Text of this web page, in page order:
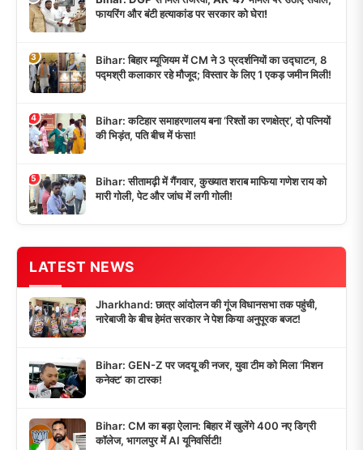
फायरिंग और बंटी हत्याकांड पर सरकार को घेरा!
3
Bihar: बिहार म्यूजियम में CM ने 3 प्रदर्शनियों का उद्घाटन, 8
पद्मश्री कलाकार रहे मौजूद; विस्तार के लिए 1 एकड़ जमीन मिली!
4
Bihar: कटिहार समाहरणालय बना ‘रिश्तों का रणक्षेत्र’, दो पत्नियों
की भिड़ंत, पति बीच में फंसा!
5
Bihar: सीतामढ़ी में गैंगवार, कुख्यात शराब माफिया गणेश राय को
मारी गोली, पेट और जांघ में लगी गोली!
LATEST NEWS
Jharkhand: छात्र आंदोलन की गूंज विधानसभा तक पहुंची,
नारेबाजी के बीच हेमंत सरकार ने पेश किया अनुपूरक बजट!
Bihar: GEN-Z पर जदयू की नजर, युवा टीम को मिला ‘मिशन
कनेक्ट’ का टास्क!
Bihar: CM का बड़ा ऐलान: बिहार में खुलेंगे 400 नए डिग्री
कॉलेज, भागलपुर में AI यूनिवर्सिटी!